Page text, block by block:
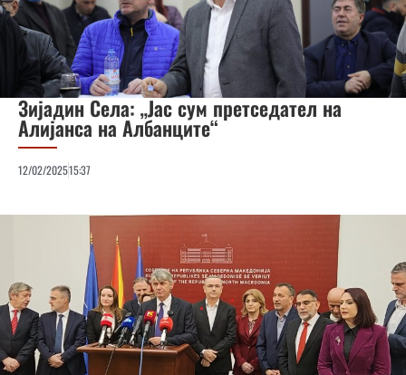
Зијадин Села: „Јас сум претседател на
Алијанса на Албанците“
12/02/202515:37